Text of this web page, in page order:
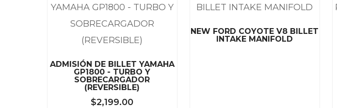
ADMISIÓN DE BILLET YAMAHA
GP1800 - TURBO Y
SOBRECARGADOR
(REVERSIBLE)
$2,199.00
NEW FORD COYOTE V8 BILLET
INTAKE MANIFOLD